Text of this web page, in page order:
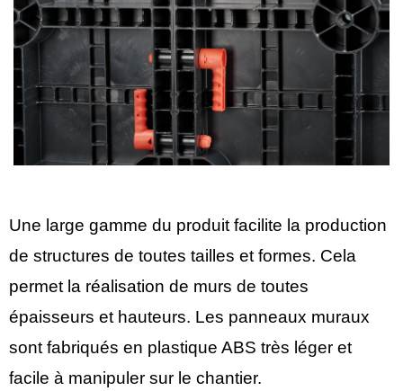
Une large gamme du produit facilite la production
de structures de toutes tailles et formes. Cela
permet la réalisation de murs de toutes
épaisseurs et hauteurs. Les panneaux muraux
sont fabriqués en plastique ABS très léger et
facile à manipuler sur le chantier.